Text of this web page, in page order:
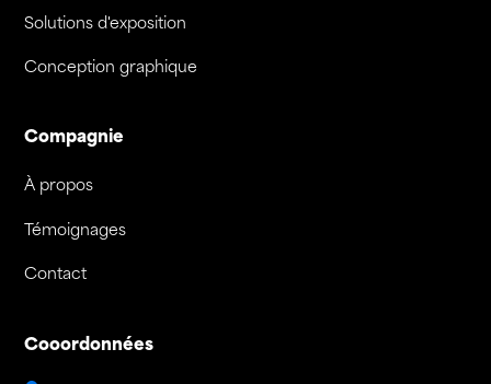
Solutions d'exposition
Conception graphique
Compagnie
À propos
Témoignages
Contact
Cooordonnées